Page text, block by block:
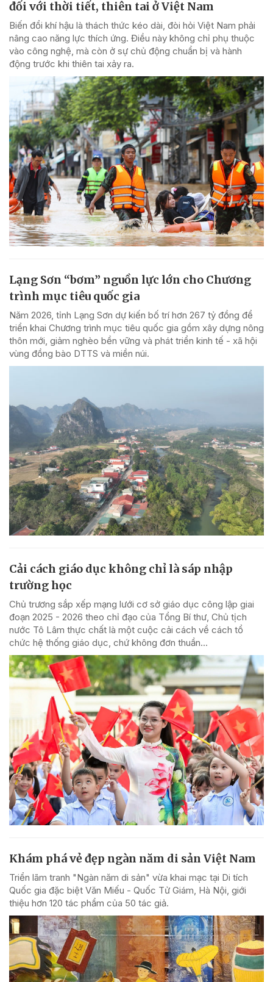
đối với thời tiết, thiên tai ở Việt Nam
Biến đổi khí hậu là thách thức kéo dài, đòi hỏi Việt Nam phải
nâng cao năng lực thích ứng. Điều này không chỉ phụ thuộc
vào công nghệ, mà còn ở sự chủ động chuẩn bị và hành
động trước khi thiên tai xảy ra.
Lạng Sơn “bơm” nguồn lực lớn cho Chương
trình mục tiêu quốc gia
Năm 2026, tỉnh Lạng Sơn dự kiến bố trí hơn 267 tỷ đồng để
triển khai Chương trình mục tiêu quốc gia gồm xây dựng nông
thôn mới, giảm nghèo bền vững và phát triển kinh tế - xã hội
vùng đồng bào DTTS và miền núi.
Cải cách giáo dục không chỉ là sáp nhập
trường học
Chủ trương sắp xếp mạng lưới cơ sở giáo dục công lập giai
đoạn 2025 - 2026 theo chỉ đạo của Tổng Bí thư, Chủ tịch
nước Tô Lâm thực chất là một cuộc cải cách về cách tổ
chức hệ thống giáo dục, chứ không đơn thuần...
Khám phá vẻ đẹp ngàn năm di sản Việt Nam
Triển lãm tranh "Ngàn năm di sản" vừa khai mạc tại Di tích
Quốc gia đặc biệt Văn Miếu - Quốc Tử Giám, Hà Nội, giới
thiệu hơn 120 tác phẩm của 50 tác giả.